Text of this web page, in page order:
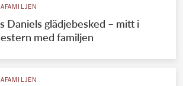
Daniels glädjebesked – mitt i
med familjen